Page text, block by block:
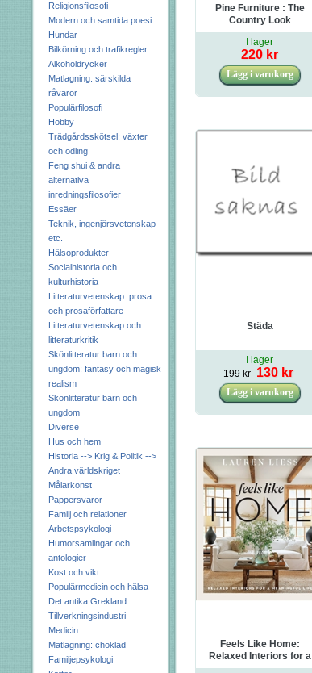
Religionsfilosofi
Modern och samtida poesi
Hundar
Bilkörning och trafikregler
Alkoholdrycker
Matlagning: särskilda
råvaror
Populärfilosofi
Hobby
Trädgårdsskötsel: växter
och odling
Feng shui & andra
alternativa
inredningsfilosofier
Essäer
Teknik, ingenjörsvetenskap
etc.
Hälsoprodukter
Socialhistoria och
kulturhistoria
Litteraturvetenskap: prosa
och prosaförfattare
Litteraturvetenskap och
litteraturkritik
Skönlitteratur barn och
ungdom: fantasy och magisk
realism
Skönlitteratur barn och
ungdom
Diverse
Hus och hem
Historia --> Krig & Politik -->
Andra världskriget
Målarkonst
Pappersvaror
Familj och relationer
Arbetspsykologi
Humorsamlingar och
antologier
Kost och vikt
Populärmedicin och hälsa
Det antika Grekland
Tillverkningsindustri
Medicin
Matlagning: choklad
Familjepsykologi
Pine Furniture : The
Country Look
I lager
220 kr
Städa
I lager
199 kr 130 kr
Feels Like Home:
Relaxed Interiors for a
Meaningful Life